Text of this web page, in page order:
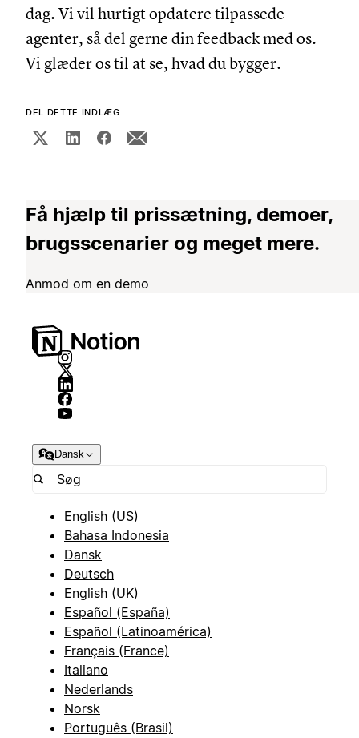
dag. Vi vil hurtigt opdatere tilpassede
agenter, så del gerne din feedback med os.
Vi glæder os til at se, hvad du bygger.
DEL DETTE INDLÆG
Få hjælp til prissætning, demoer,
brugsscenarier og meget mere.
Anmod om en demo
Dansk
English (US)
Bahasa Indonesia
Dansk
Deutsch
English (UK)
Español (España)
Español (Latinoamérica)
Français (France)
Italiano
Nederlands
Norsk
Português (Brasil)